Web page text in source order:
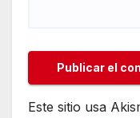
Este sitio usa